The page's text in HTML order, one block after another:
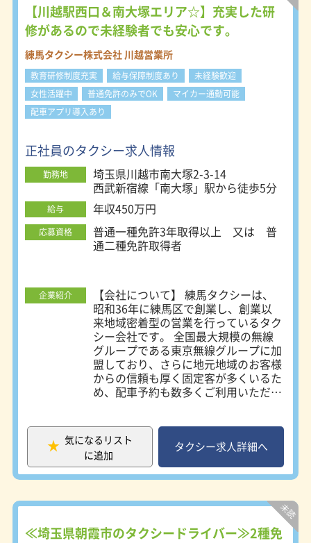
テム ※営業所により多少異なりま
す。 ◆平均月収300,000円 埼玉県で
トップクラスの売上です！ 女性乗務
員大歓迎・多数の女性乗務員が活躍し
ていますよ！ 電話での受注率が
60％！！ 1日のお仕事の半分以上が予
約になります！
【川越駅西口＆南大塚エリア☆】充実した研
修があるので未経験者でも安心です。
練馬タクシー株式会社 川越営業所
教育研修制度充実 給与保障制度あり
未経験歓迎
女性活躍中
普通免許のみでOK
マイカー通勤可能
配車アプリ導入あり
正社員のタクシー求人情報
勤務地
埼玉県川越市南大塚2-3-14
西武新宿線「南大塚」駅から徒歩5分
給与 年収450万円
応募資格
普通一種免許3年取得以上 又は 普
通二種免許取得者
企業紹介
【会社について】 練馬タクシーは、
昭和36年に練馬区で創業し、創業以
来地域密着型の営業を行っているタク
シー会社です。 全国最大規模の無線
グループである東京無線グループに加
盟しており、さらに地元地域のお客様
からの信頼も厚く固定客が多くいるた
め、配車予約も数多くご利用いただい
続けることができます。 また、川越
営業所は川越駅東口エリアを中心に営
業をしている川越交通有限会社と共同
配車することにより、以前は配車困難
ました。 【職場環境】 採用者の90％
以上が養成乗務員です。個人を尊重し
たコミュニケーションと家族的雰囲気
気になるリスト
に追加
タクシー求人詳細へ
≪埼玉県朝霞市のタクシードライバー≫2種免